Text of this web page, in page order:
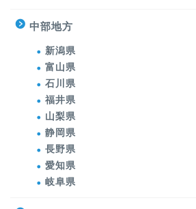
中部地方
新潟県
富山県
石川県
福井県
山梨県
静岡県
長野県
愛知県
岐阜県